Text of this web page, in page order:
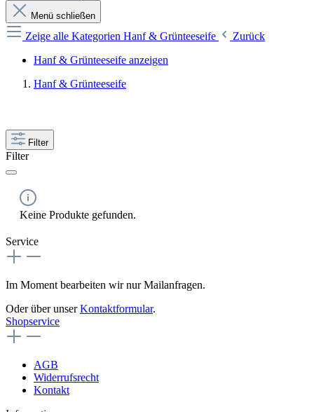
Menü schließen
Zeige alle Kategorien Hanf & Grünteeseife
Zurück
Hanf & Grünteeseife anzeigen
Hanf & Grünteeseife
Filter
Filter
Keine Produkte gefunden.
Service
Im Moment bearbeiten wir nur Mailanfragen.
Oder über unserKontaktformular.
Shopservice
AGB
Widerrufsrecht
Kontakt